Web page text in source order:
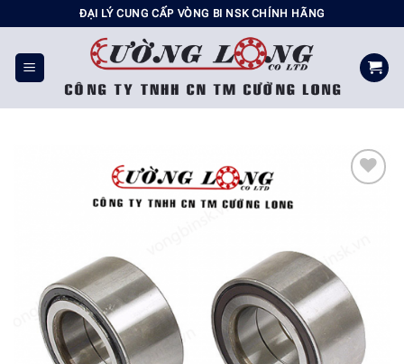
đến
nội
dung
ĐẠI LÝ CUNG CẤP VÒNG BI NSK CHÍNH HÃNG